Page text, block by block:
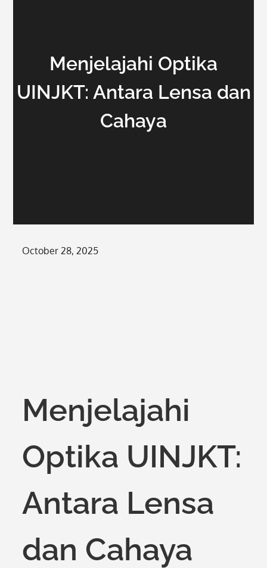
Menjelajahi Optika
UINJKT: Antara Lensa dan
Cahaya
Posted
October 28, 2025
Menjelajahi
Optika UINJKT:
Antara Lensa
dan Cahaya